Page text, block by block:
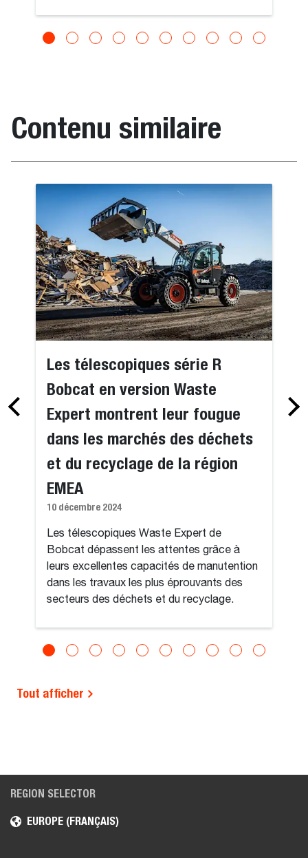
Contenu similaire
Les télescopiques série R
Bobcat en version Waste
Expert montrent leur fougue
dans les marchés des déchets
et du recyclage de la région
EMEA
10 décembre 2024
Les télescopiques Waste Expert de
Bobcat dépassent les attentes grâce à
leurs excellentes capacités de manutention
dans les travaux les plus éprouvants des
secteurs des déchets et du recyclage.
Tout afficher
REGION SELECTOR
EUROPE (FRANÇAIS)